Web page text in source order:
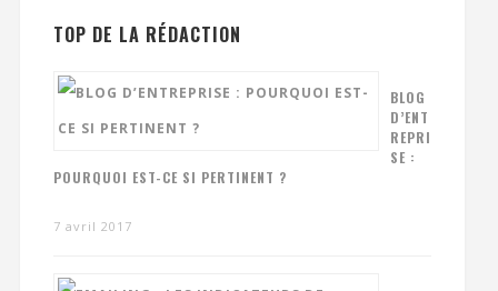
TOP DE LA RÉDACTION
BLOG
D’ENT
REPRI
SE :
POURQUOI EST-CE SI PERTINENT ?
7 avril 2017